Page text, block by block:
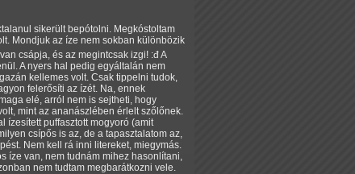
sikerült bepótolni. Megkóstoltam
Mondjuk az íze nem sokban különbözik
csápja, és az megintcsak izgi! :đ A
A nyers hal pedig egyáltalán nem
kellemes volt. Csak tippelni tudok,
felerősíti az ízét. Na, ennek
elé, arról nem is sejtheti, hogy
mint az ananászlében érlelt szőlőnek.
ízesített puffasztott mogyoró (amit
csípős is az, de a tapasztalatom az,
Nem kell rá inni litereket, miegymás.
íze van, nem tudnám mihez hasonlítani,
nem tudtam megbarátkozni vele.